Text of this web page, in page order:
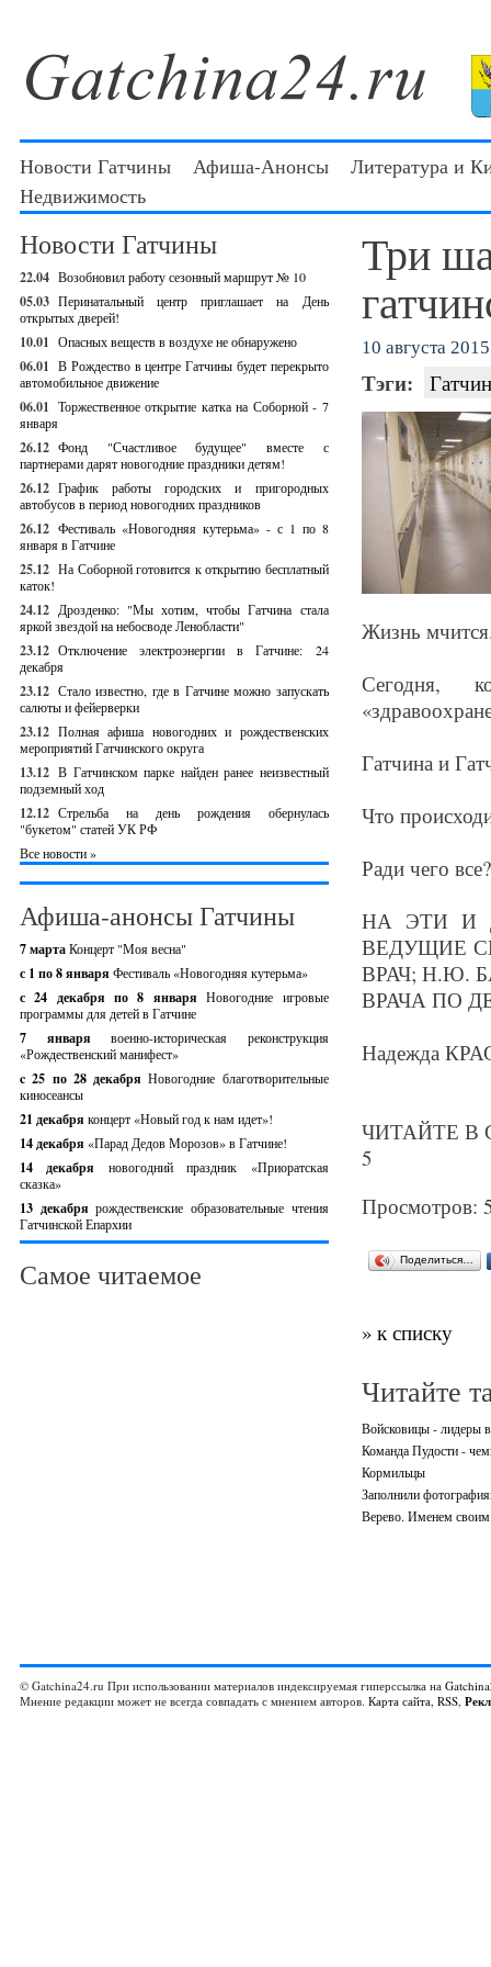
Новости Гатчины Афиша-Анонсы
Литература и
Недвижимость
Новости Гатчины
22.04 Возобновил работу сезонный маршрут № 10
05.03 Перинатальный центр приглашает на День
открытых дверей!
10.01 Опасных веществ в воздухе не обнаружено
06.01 В Рождество в центре Гатчины будет перекрыто
автомобильное движение
06.01 Торжественное открытие катка на Соборной - 7
января
26.12 Фонд "Счастливое будущее" вместе с
партнерами дарят новогодние праздники детям!
26.12 График работы городских и пригородных
автобусов в период новогодних праздников
26.12 Фестиваль «Новогодняя кутерьма» - с 1 по 8
января в Гатчине
25.12 На Соборной готовится к открытию бесплатный
каток!
24.12 Дрозденко: "Мы хотим, чтобы Гатчина стала
яркой звездой на небосводе Ленобласти"
23.12 Отключение электроэнергии в Гатчине: 24
декабря
23.12 Стало известно, где в Гатчине можно запускать
салюты и фейерверки
23.12 Полная афиша новогодних и рождественских
мероприятий Гатчинского округа
13.12 В Гатчинском парке найден ранее неизвестный
подземный ход
12.12 Стрельба на день рождения обернулась
"букетом" статей УК РФ
Все новости »
Афиша-анонсы Гатчины
7 мартаКонцерт "Моя весна"
с 1 по 8 января Фестиваль «Новогодняя кутерьма»
с 24 декабря по 8 январяНовогодние игровые
программы для детей в Гатчине
7 январявоенно-историческая реконструкция
«Рождественский манифест»
c 25 по 28 декабряНовогодние благотворительные
киносеансы
21 декабря концерт «Новый год к нам идет»!
14 декабря «Парад Дедов Морозов» в Гатчине!
14 декабря новогодний праздник «Приоратская
сказка»
13 декабрярождественские образовательные чтения
Гатчинской Епархии
Самое читаемое
Три
10 августа 2015
Тэги:
Жизнь
Сегодня,
Гатчина и
Что
Ради чего все?
НА ЭТИ И
ВЕДУЩИЕ
ВРАЧ; Н.Ю.
ВРАЧА ПО
Надежда
ЧИТАЙТЕ В
5
Просмотров:
Поделиться…
» к списку
Читайте
Войсковицы - лидеры в
Команда Пудости -
Кормильцы
Заполнили
Верево. Именем
© Gatchina24.ru При использовании материалов индексируемая гиперссылка на
Мнение редакции может не всегда совпадать с мнением авторов. Карта сайта, RSS,